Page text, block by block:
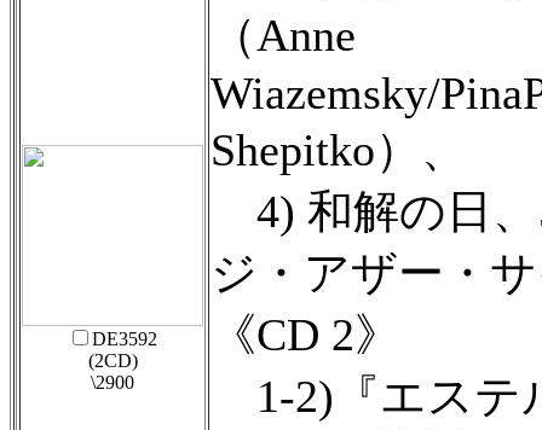
DE3592
(2CD)
\2900
（Anne
Wiazemsky/
Shepitko）、
4) 和解の日
ジ・アザー・
《CD 2》
1-2)『エステ